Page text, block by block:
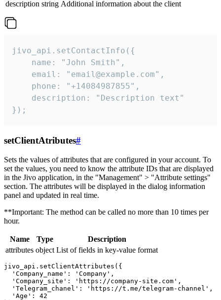
description string Additional information about the client
jivo_api.setContactInfo({
    name: "John Smith",
    email: "email@example.com",
    phone: "+14084987855",
    description: "Description text"
});
setClientAtributes#
Sets the values ​​of attributes that are configured in your account. To
set the values, you need to know the attribute IDs that are displayed
in the Jivo application, in the "Management" > "Attribute settings"
section. The attributes will be displayed in the dialog information
panel and updated in real time.
**Important: The method can be called no more than 10 times per
hour.
Name Type
Description
attributes object List of fields in key-value format
jivo_api.setClientAttributes({
  'Company_name': 'Company',
  'Company_site': 'https://company-site.com',
  'Telegram_chanel': 'https://t.me/telegram-channel',
  'Age': 42